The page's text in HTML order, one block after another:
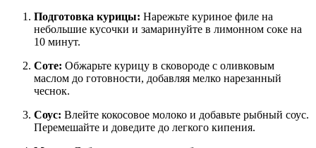
Подготовка курицы: Нарежьте куриное филе на
небольшие кусочки и замаринуйте в лимонном соке на
10 минут.
Соте: Обжарьте курицу в сковороде с оливковым
маслом до готовности, добавляя мелко нарезанный
чеснок.
Соус: Влейте кокосовое молоко и добавьте рыбный соус.
Перемешайте и доведите до легкого кипения.